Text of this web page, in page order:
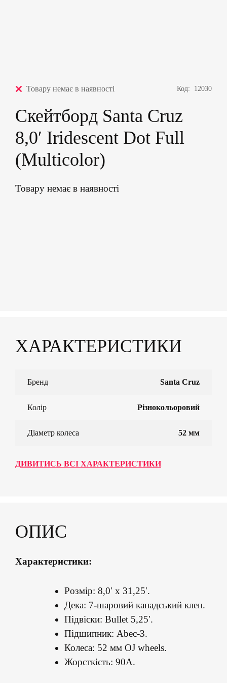
Товару немає в наявності Код: 12030
Скейтборд Santa Cruz
8,0′ Iridescent Dot Full
(Multicolor)
Товару немає в наявності
ХАРАКТЕРИСТИКИ
Бренд Santa Cruz
Колір Різнокольоровий
Діаметр колеса 52 мм
ДИВИТИСЬ ВСІ ХАРАКТЕРИСТИКИ
ОПИС
Характеристики:
Розмір: 8,0′ x 31,25′.
Дека: 7-шаровий канадський клен.
Підвіски: Bullet 5,25′.
Підшипник: Abec-3.
Колеса: 52 мм OJ wheels.
Жорсткість: 90A.